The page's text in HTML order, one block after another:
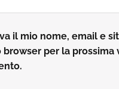
il mio nome, email e
browser per la prossima